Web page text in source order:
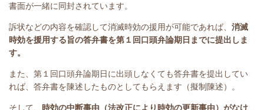
書面が一緒に同封されています。
訴状などの内容を確認して消滅時効の援用が可能であれば、 消滅
時効を援用する旨の答弁書を第１回口頭弁論期日までに提出しま
す。
また、第１回口頭弁論期日に出頭しなくても答弁書を提出してい
れば、答弁書を陳述したものとしてもらえます（擬制陳述）。
そして、 時効の中断事由（法改正により時効の更新事由）がなけ